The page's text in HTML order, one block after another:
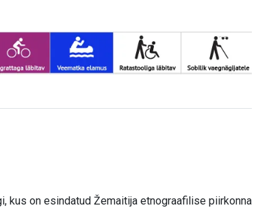
kus on esindatud Žemaitija etnograafilise piirkonna